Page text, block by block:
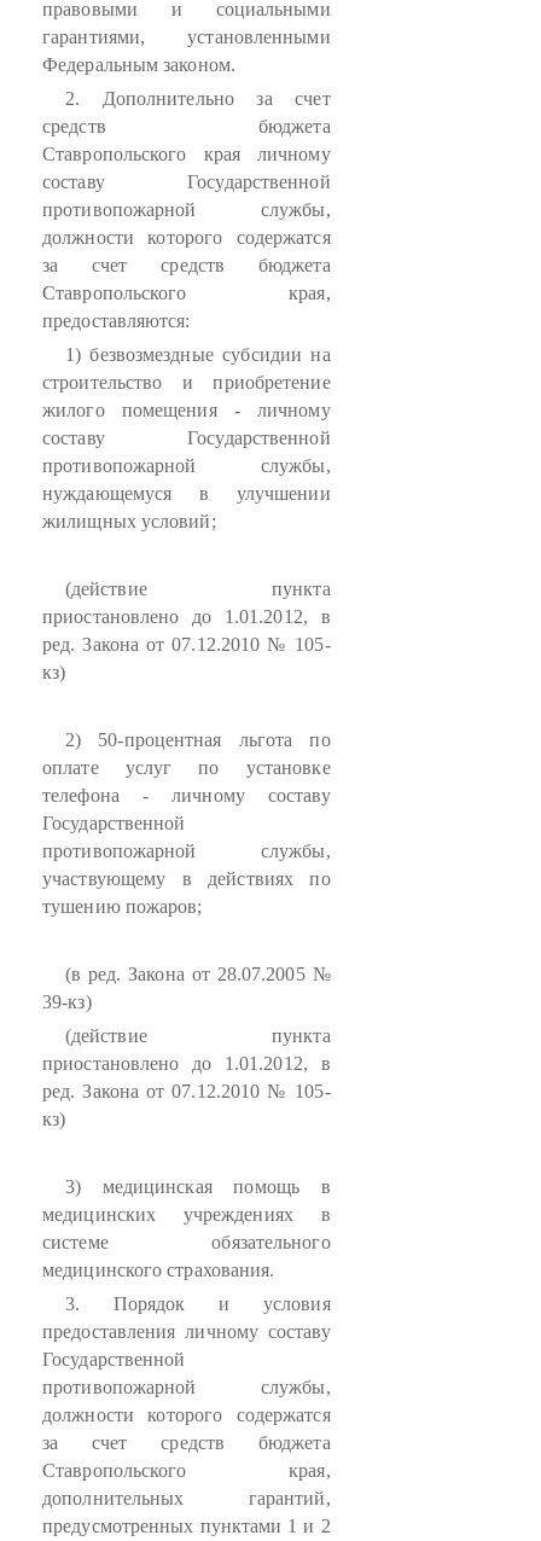
правовыми и социальными
гарантиями, установленными
Федеральным законом.
2. Дополнительно за счет
средств бюджета
Ставропольского края личному
составу Государственной
противопожарной службы,
должности которого содержатся
за счет средств бюджета
Ставропольского края,
предоставляются:
1) безвозмездные субсидии на
строительство и приобретение
жилого помещения - личному
составу Государственной
противопожарной службы,
нуждающемуся в улучшении
жилищных условий;
(действие пункта
приостановлено до 1.01.2012, в
ред. Закона от 07.12.2010 № 105-
кз)
2) 50-процентная льгота по
оплате услуг по установке
телефона - личному составу
Государственной
противопожарной службы,
участвующему в действиях по
тушению пожаров;
(в ред. Закона от 28.07.2005 №
39-кз)
(действие пункта
приостановлено до 1.01.2012, в
ред. Закона от 07.12.2010 № 105-
кз)
3) медицинская помощь в
медицинских учреждениях в
системе обязательного
медицинского страхования.
3. Порядок и условия
предоставления личному составу
Государственной
противопожарной службы,
должности которого содержатся
за счет средств бюджета
Ставропольского края,
дополнительных гарантий,
предусмотренных пунктами 1 и 2